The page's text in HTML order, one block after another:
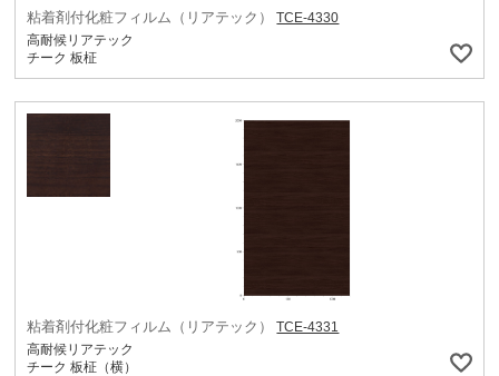
粘着剤付化粧フィルム（リアテック）
TCE-4330
高耐候リアテック
チーク 板柾
粘着剤付化粧フィルム（リアテック）
TCE-4331
高耐候リアテック
チーク 板柾（横）